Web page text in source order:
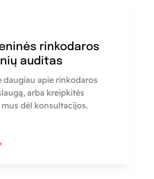
rinkodaros
auditas
daugiau apie rinkodaros
arba kreipkitės
dėl konsultacijos.